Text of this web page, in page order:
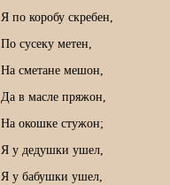
Я по коробу скребен,
По сусеку метен,
На сметане мешон,
Да в масле пряжон,
На окошке стужон;
Я у дедушки ушел,
Я у бабушки ушел,